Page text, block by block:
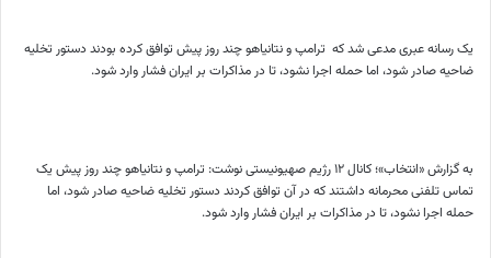
یک رسانه عبری مدعی شد که ترامپ و نتانیاهو چند روز پیش توافق کرده بودند دستور تخلیه
ضاحیه صادر شود، اما حمله اجرا نشود، تا در مذاکرات بر ایران فشار وارد شود.
به گزارش «انتخاب»؛ کانال ۱۲ رژیم صهیونیستی نوشت: ترامپ و نتانیاهو چند روز پیش یک
تماس تلفنی محرمانه داشتند که در آن توافق کردند دستور تخلیه ضاحیه صادر شود، اما
حمله اجرا نشود، تا در مذاکرات بر ایران فشار وارد شود.